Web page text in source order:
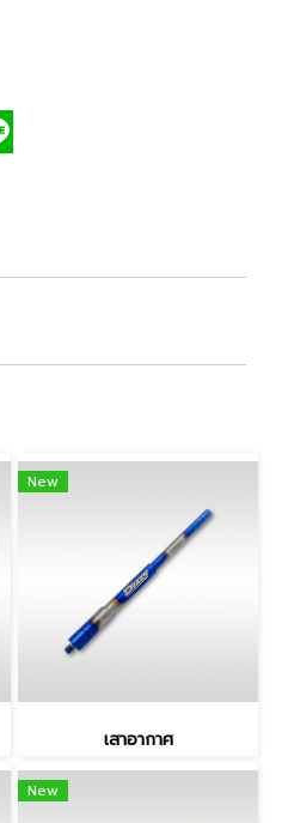
New
เสาอากาศ
New